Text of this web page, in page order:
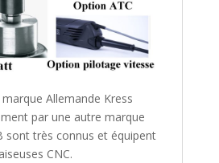
Allemande Kress
par une autre marque
sont très connus et équipent
CNC.